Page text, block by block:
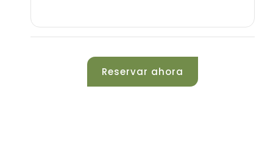
Reservar ahora